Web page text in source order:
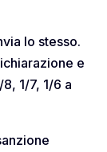
lo stesso.
e
1/7, 1/6 a